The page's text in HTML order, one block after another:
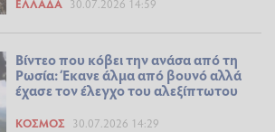
ΕΛΛΆΔΑ 30.07.2026 14:59
Βίντεο που κόβει την ανάσα από τη
Ρωσία: Έκανε άλμα από βουνό αλλά
έχασε τον έλεγχο του αλεξίπτωτου
ΚΌΣΜΟΣ 30.07.2026 14:29